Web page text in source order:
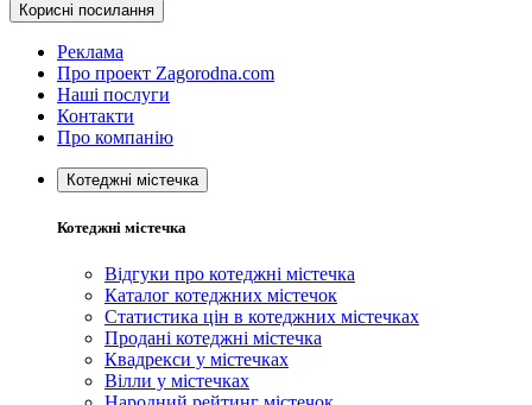
Корисні посилання
Реклама
Про проект Zagorodna.com
Наші послуги
Контакти
Про компанію
Котеджні містечка
Котеджні містечка
Відгуки про котеджні містечка
Каталог котеджних містечок
Статистика цін в котеджних містечках
Продані котеджні містечка
Квадрекси у містечках
Вілли у містечках